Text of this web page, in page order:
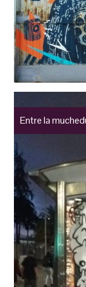
Entre la